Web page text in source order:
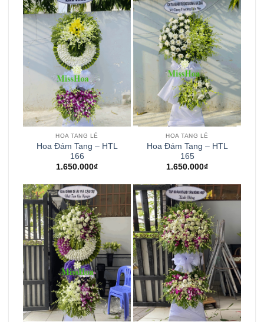
HOA TANG LỄ
Hoa Đám Tang – HTL
166
1.650.000₫
HOA TANG LỄ
Hoa Đám Tang – HTL
165
1.650.000₫